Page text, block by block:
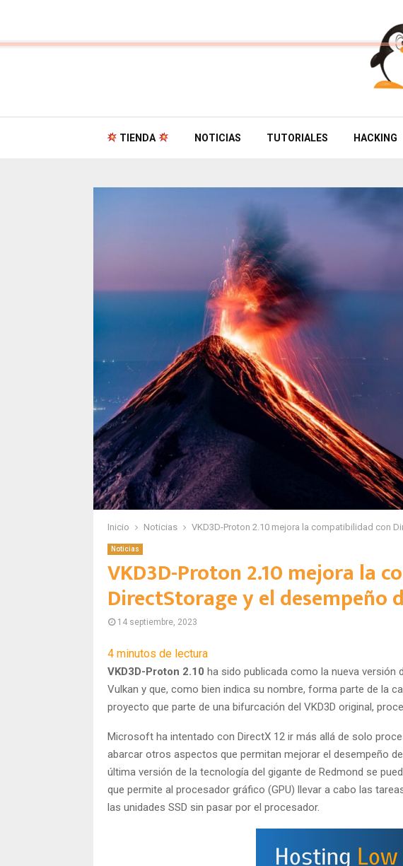
TIENDA NOTICIAS TUTORIALES HACKING
Inicio Noticias VKD3D-Proton 2.10 mejora la compatibilidad con
Noticias
VKD3D-Proton 2.10 mejora la
DirectStorage y el desempeño
14 septiembre, 2023
4 minutos de lectura
VKD3D-Proton 2.10 ha sido publicada como la nueva versión
Vulkan y que, como bien indica su nombre, forma parte de la
proyecto que parte de una bifurcación del VKD3D original,
Microsoft ha intentado con DirectX 12 ir más allá de solo
abarcar otros aspectos que permitan mejorar el desempeño
última versión de la tecnología del gigante de Redmond se
que permite al procesador gráfico (GPU) llevar a cabo las
las unidades SSD sin pasar por el procesador.